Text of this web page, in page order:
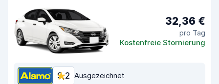
32,36 €
pro Tag
Kostenfreie Stornierung
9,2 Ausgezeichnet